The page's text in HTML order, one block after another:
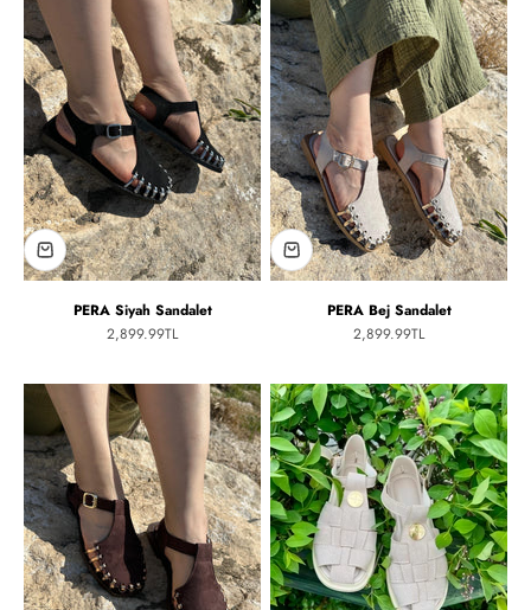
PERA Siyah Sandalet
İndirimli fiyat
2,899.99TL
PERA Bej Sandalet
İndirimli fiyat
2,899.99TL